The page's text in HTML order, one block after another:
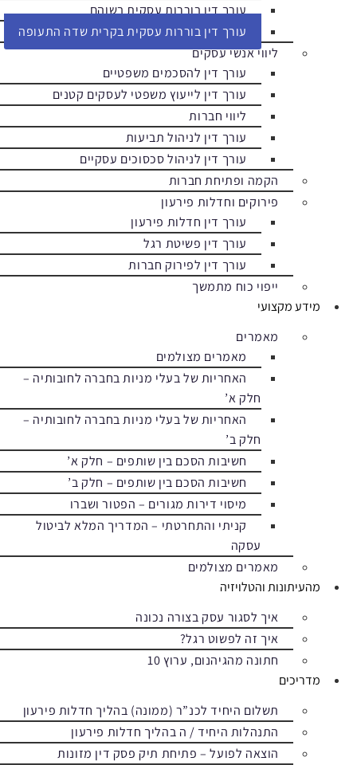
עורך דין בוררות עסקית בשוהם
עורך דין בוררות עסקית בקרית שדה התעופה
ליווי אנשי עסקים
עורך דין להסכמים משפטיים
עורך דין לייעוץ משפטי לעסקים קטנים
ליווי חברות
עורך דין לניהול תביעות
עורך דין לניהול סכסוכים עסקיים
הקמה ופתיחת חברות
פירוקים וחדלות פירעון
עורך דין חדלות פירעון
עורך דין פשיטת רגל
עורך דין לפירוק חברות
ייפוי כוח מתמשך
מידע מקצועי
מאמרים
מאמרים מצולמים
האחריות של בעלי מניות בחברה לחובותיה –
חלק א’
האחריות של בעלי מניות בחברה לחובותיה –
חלק ב’
חשיבות הסכם בין שותפים – חלק א’
חשיבות הסכם בין שותפים – חלק ב’
מיסוי דירות מגורים – הפטור ושברו
קניתי והתחרטתי – המדריך המלא לביטול
עסקה
מאמרים מצולמים
מהעיתונות והטלויזיה
איך לסגור עסק בצורה נכונה
איך זה לפשוט רגל?
חתונה מהגיהנום, ערוץ 10
מדריכים
תשלום היחיד לכנ”ר (ממונה) בהליך חדלות פירעון
התנהלות היחיד / ה בהליך חדלות פירעון
הוצאה לפועל – פתיחת תיק פסק דין מזונות